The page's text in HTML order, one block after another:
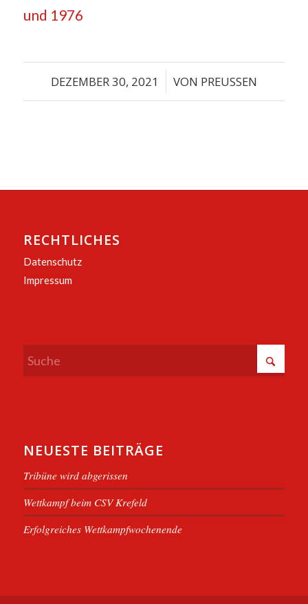
und 1976
DEZEMBER 30, 2021
/ VON PREUSSEN
RECHTLICHES
Datenschutz
Impressum
NEUESTE BEITRÄGE
Tribüne wird abgerissen
Wettkampf beim CSV Krefeld
Erfolgreiches Wettkampfwochenende